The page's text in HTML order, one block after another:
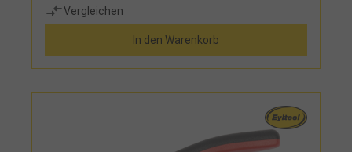
Vergleichen
In den Warenkorb